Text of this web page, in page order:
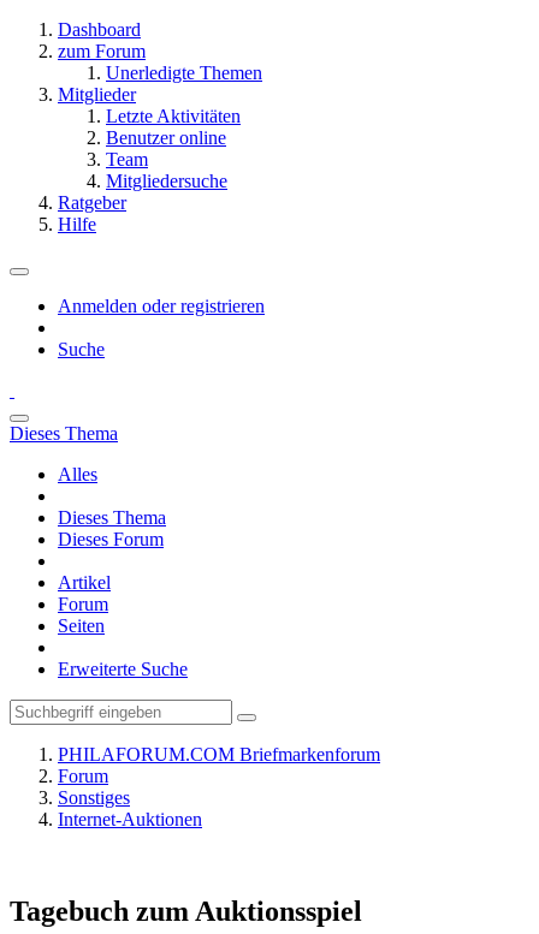
Dashboard
zum Forum
Unerledigte Themen
Mitglieder
Letzte Aktivitäten
Benutzer online
Team
Mitgliedersuche
Ratgeber
Hilfe
Anmelden oder registrieren
Suche
Dieses Thema
Alles
Dieses Thema
Dieses Forum
Artikel
Forum
Seiten
Erweiterte Suche
PHILAFORUM.COM Briefmarkenforum
Forum
Sonstiges
Internet-Auktionen
Tagebuch zum Auktionsspiel